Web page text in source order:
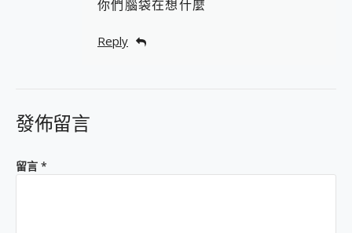
你們腦袋在想什麼
Reply
發佈留言
留言 *